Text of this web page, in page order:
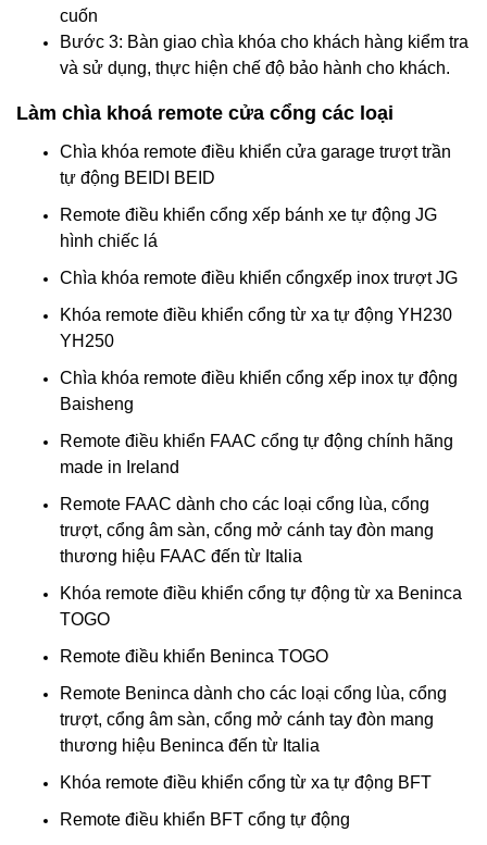
cuốn
Bước 3: Bàn giao chìa khóa cho khách hàng kiểm tra
và sử dụng, thực hiện chế độ bảo hành cho khách.
Làm chìa khoá remote cửa cổng các loại
Chìa khóa remote điều khiển cửa garage trượt trần
tự động BEIDI BEID
Remote điều khiển cổng xếp bánh xe tự động JG
hình chiếc lá
Chìa khóa remote điều khiển cổngxếp inox trượt JG
Khóa remote điều khiển cổng từ xa tự động YH230
YH250
Chìa khóa remote điều khiển cổng xếp inox tự động
Baisheng
Remote điều khiển FAAC cổng tự động chính hãng
made in Ireland
Remote FAAC dành cho các loại cổng lùa, cổng
trượt, cổng âm sàn, cổng mở cánh tay đòn mang
thương hiệu FAAC đến từ Italia
Khóa remote điều khiển cổng tự động từ xa Beninca
TOGO
Remote điều khiển Beninca TOGO
Remote Beninca dành cho các loại cổng lùa, cổng
trượt, cổng âm sàn, cổng mở cánh tay đòn mang
thương hiệu Beninca đến từ Italia
Khóa remote điều khiển cổng từ xa tự động BFT
Remote điều khiển BFT cổng tự động